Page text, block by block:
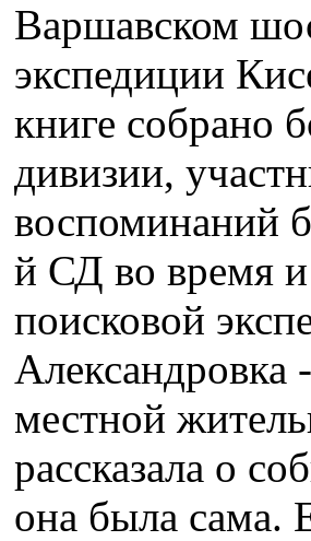
Варшавском
экспедиции
книге собрано
дивизии,
воспоминаний
й СД во время и
поисковой
Александровка
местной
рассказала о
она была сама.